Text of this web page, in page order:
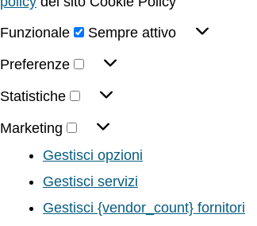
Funzionale
Sempre attivo
Preferenze
Statistiche
Marketing
Gestisci opzioni
Gestisci servizi
Gestisci {vendor_count} fornitori